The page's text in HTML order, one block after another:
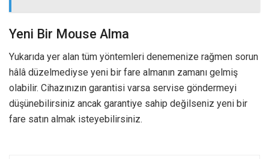
Yeni Bir Mouse Alma
Yukarıda yer alan tüm yöntemleri denemenize rağmen sorun
hâlâ düzelmediyse yeni bir fare almanın zamanı gelmiş
olabilir. Cihazınızın garantisi varsa servise göndermeyi
düşünebilirsiniz ancak garantiye sahip değilseniz yeni bir
fare satın almak isteyebilirsiniz.